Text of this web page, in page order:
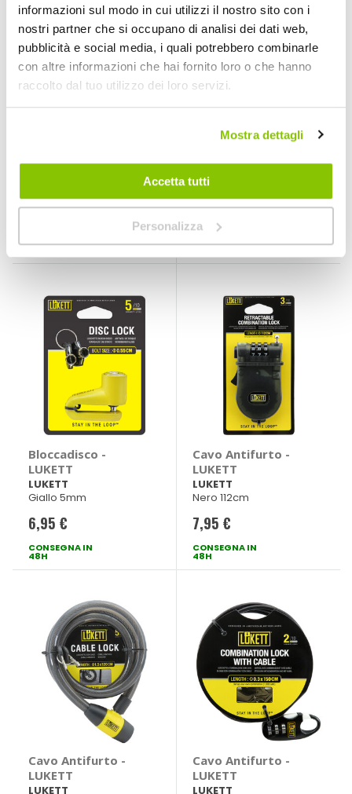
informazioni sul modo in cui utilizzi il nostro sito con i
nostri partner che si occupano di analisi dei dati web,
pubblicità e social media, i quali potrebbero combinarle
con altre informazioni che hai fornito loro o che hanno
raccolto dal tuo utilizzo dei loro servizi.
Mostra dettagli
Accetta tutti
Personalizza
LUKETT
CONSEGNA IN
LUKETT
LUKETT
CONSEGNA IN
Bloccadisco -
LUKETT
LUKETT
Giallo 5mm
6,95 €
CONSEGNA IN
48H
Cavo Antifurto -
LUKETT
LUKETT
Nero 112cm
7,95 €
CONSEGNA IN
48H
Cavo Antifurto -
LUKETT
LUKETT
Cavo Antifurto -
LUKETT
LUKETT